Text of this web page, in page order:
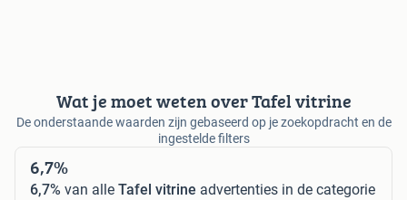
Wat je moet weten over Tafel vitrine
De onderstaande waarden zijn gebaseerd op je zoekopdracht en de
ingestelde filters
6,7%
6,7% van alle Tafel vitrine advertenties in de categorie